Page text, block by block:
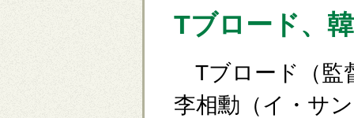
Tブロード、
Tブロード（監
李相勳（イ・サ